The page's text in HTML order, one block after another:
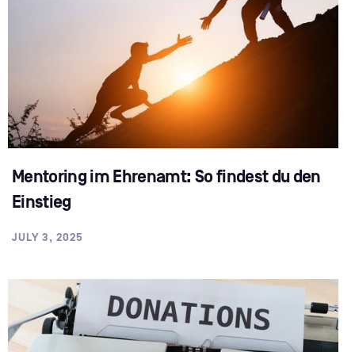
Mentoring im Ehrenamt: So findest du den
Einstieg
JULY 3, 2025